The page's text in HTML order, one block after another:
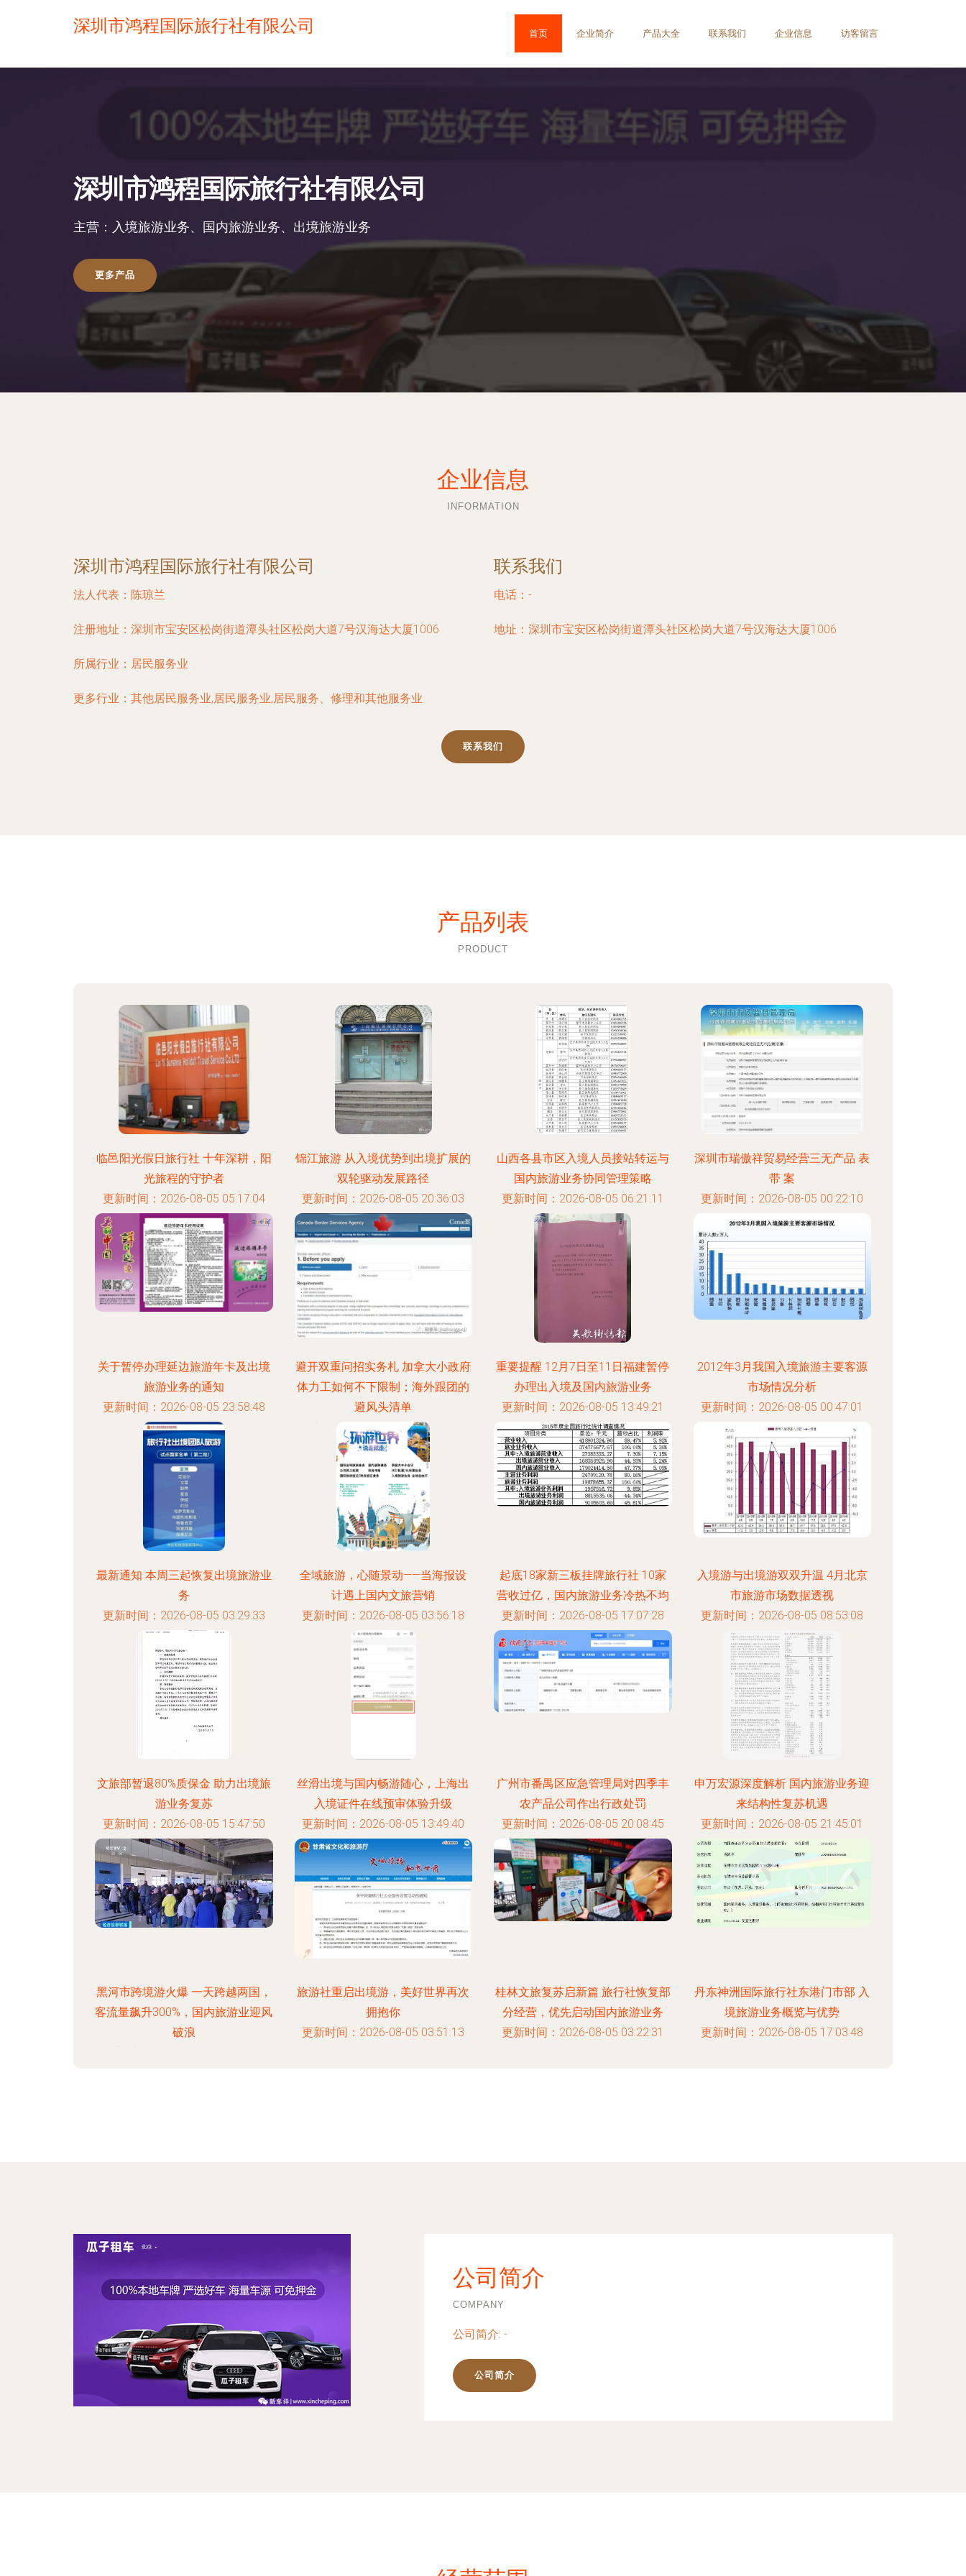
深圳市鸿程国际旅行社有限公司 首页 企业简介 产品大全 联系我们 企业信息 访客留言
深圳市鸿程国际旅行社有限公司
主营：入境旅游业务、国内旅游业务、出境旅游业务
更多产品
企业信息
INFORMATION
深圳市鸿程国际旅行社有限公司
法人代表： 陈琼兰
注册地址： 深圳市宝安区松岗街道潭头社区松岗大道7号汉海达大厦1006
所属行业： 居民服务业
更多行业： 其他居民服务业,居民服务业,居民服务、修理和其他服务业
联系我们
电话：-
地址：深圳市宝安区松岗街道潭头社区松岗大道7号汉海达大厦1006
联系我们
产品列表
PRODUCT
临邑阳光假日旅行社 十年深耕，阳
光旅程的守护者
更新时间：2026-08-05 05:17:04
锦江旅游 从入境优势到出境扩展的
双轮驱动发展路径
更新时间：2026-08-05 20:36:03
山西各县市区入境人员接站转运与
国内旅游业务协同管理策略
更新时间：2026-08-05 06:21:11
深圳市瑞傲祥贸易经营三无产品 表
带 案
更新时间：2026-08-05 00:22:10
关于暂停办理延边旅游年卡及出境
旅游业务的通知
更新时间：2026-08-05 23:58:48
避开双重问招实务札 加拿大小政府
体力工如何不下限制；海外跟团的
避风头清单
更新时间：2026-08-05 11:41:53
重要提醒 12月7日至11日福建暂停
办理出入境及国内旅游业务
更新时间：2026-08-05 13:49:21
2012年3月我国入境旅游主要客源
市场情况分析
更新时间：2026-08-05 00:47:01
最新通知 本周三起恢复出境旅游业
务
更新时间：2026-08-05 03:29:33
全域旅游，心随景动——当海报设
计遇上国内文旅营销
更新时间：2026-08-05 03:56:18
起底18家新三板挂牌旅行社 10家
营收过亿，国内旅游业务冷热不均
更新时间：2026-08-05 17:07:28
入境游与出境游双双升温 4月北京
市旅游市场数据透视
更新时间：2026-08-05 08:53:08
文旅部暂退80%质保金 助力出境旅
游业务复苏
更新时间：2026-08-05 15:47:50
丝滑出境与国内畅游随心，上海出
入境证件在线预审体验升级
更新时间：2026-08-05 13:49:40
广州市番禺区应急管理局对四季丰
农产品公司作出行政处罚
更新时间：2026-08-05 20:08:45
申万宏源深度解析 国内旅游业务迎
来结构性复苏机遇
更新时间：2026-08-05 21:45:01
黑河市跨境游火爆 一天跨越两国，
客流量飙升300%，国内旅游业迎风
破浪
旅游社重启出境游，美好世界再次
拥抱你
更新时间：2026-08-05 03:51:13
桂林文旅复苏启新篇 旅行社恢复部
分经营，优先启动国内旅游业务
更新时间：2026-08-05 03:22:31
丹东神洲国际旅行社东港门市部 入
境旅游业务概览与优势
更新时间：2026-08-05 17:03:48
公司简介
COMPANY
公司简介: -
公司简介